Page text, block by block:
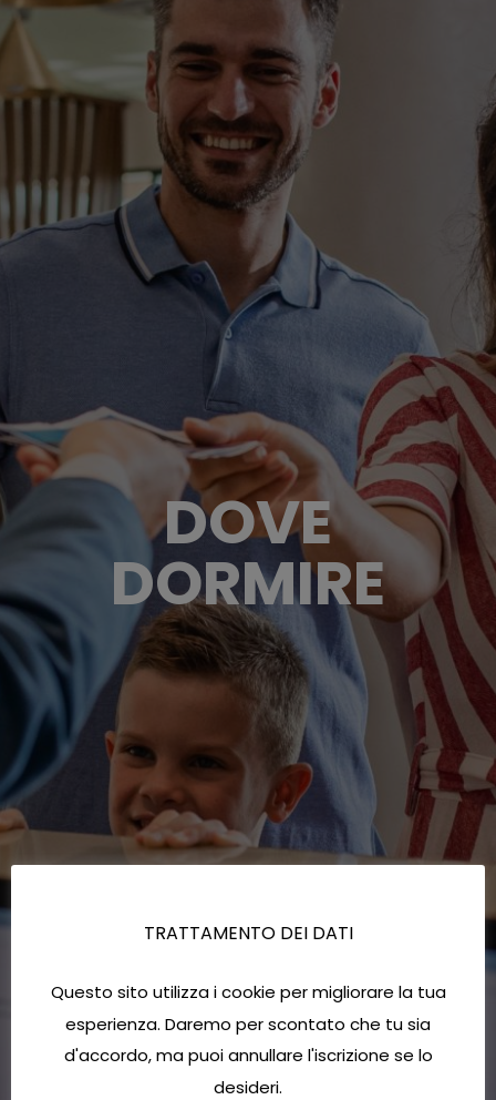
DOVE
DORMIRE
TRATTAMENTO DEI DATI
Questo sito utilizza i cookie per migliorare la tua
esperienza. Daremo per scontato che tu sia
d'accordo, ma puoi annullare l'iscrizione se lo
desideri.